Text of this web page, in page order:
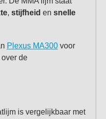
, stijfheid en snelle
Plexus MA300voor
de
is vergelijkbaar met